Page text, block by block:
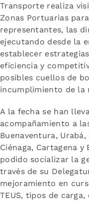
Transporte realiza
Zonas Portuarias
representantes, las
ejecutando desde la
establecer
eficiencia y
posibles cuellos de
incumplimiento de la
A la fecha se han
acompañamiento a
Buenaventura,
Ciénaga, Cartagena
podido socializar la
través de su
mejoramiento en
TEUS, tipos de